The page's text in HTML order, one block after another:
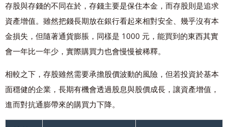
存股與存錢的不同在於，存錢主要是保住本金，而存股則是追求
資產增值。雖然把錢長期放在銀行看起來相對安全、幾乎沒有本
金損失，但隨著通貨膨脹，同樣是 1000 元，能買到的東西其實
會一年比一年少，實際購買力也會慢慢被稀釋。
相較之下，存股雖然需要承擔股價波動的風險，但若投資於基本
面穩健的企業，長期有機會透過股息與股價成長，讓資產增值，
進而對抗通膨帶來的購買力下降。